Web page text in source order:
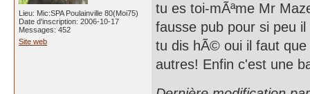
Lieu: Mic:SPA Poulainville 80(Moi75)
Date d'inscription: 2006-10-17
Messages: 452
Site web
tu es toi-mÃªme Mr
fausse pub pour si peu
tu dis hÃ© oui il faut
autres! Enfin c'est une